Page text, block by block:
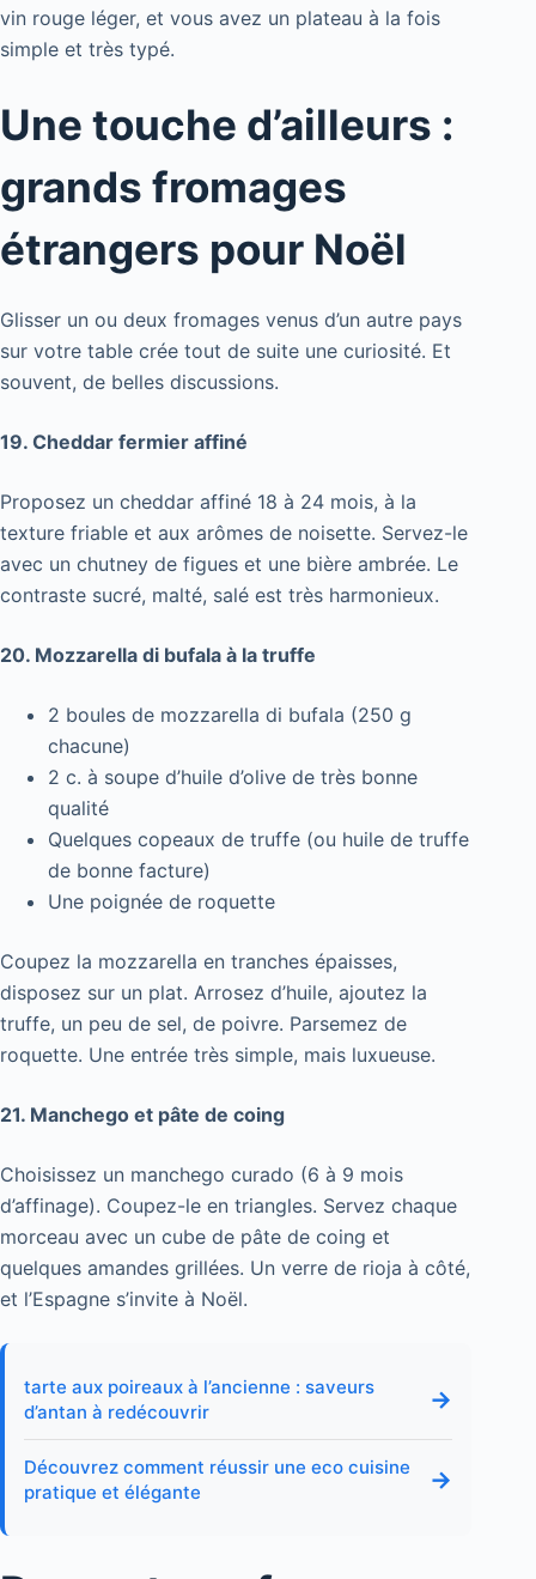
vin rouge léger, et vous avez un plateau à la fois
simple et très typé.
Une touche d’ailleurs :
grands fromages
étrangers pour Noël
Glisser un ou deux fromages venus d’un autre pays
sur votre table crée tout de suite une curiosité. Et
souvent, de belles discussions.
19. Cheddar fermier affiné
Proposez un cheddar affiné 18 à 24 mois, à la
texture friable et aux arômes de noisette. Servez-le
avec un chutney de figues et une bière ambrée. Le
contraste sucré, malté, salé est très harmonieux.
20. Mozzarella di bufala à la truffe
2 boules de mozzarella di bufala (250 g
chacune)
2 c. à soupe d’huile d’olive de très bonne
qualité
Quelques copeaux de truffe (ou huile de truffe
de bonne facture)
Une poignée de roquette
Coupez la mozzarella en tranches épaisses,
disposez sur un plat. Arrosez d’huile, ajoutez la
truffe, un peu de sel, de poivre. Parsemez de
roquette. Une entrée très simple, mais luxueuse.
21. Manchego et pâte de coing
Choisissez un manchego curado (6 à 9 mois
d’affinage). Coupez-le en triangles. Servez chaque
morceau avec un cube de pâte de coing et
quelques amandes grillées. Un verre de rioja à côté,
et l’Espagne s’invite à Noël.
tarte aux poireaux à l’ancienne : saveurs
d’antan à redécouvrir
→
Découvrez comment réussir une eco cuisine
pratique et élégante
→